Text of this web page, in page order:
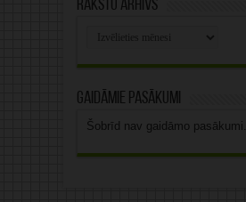
Rakstu arhīvs
Gaidāmie pasākumi
Šobrīd nav gaidāmo pasākumi.